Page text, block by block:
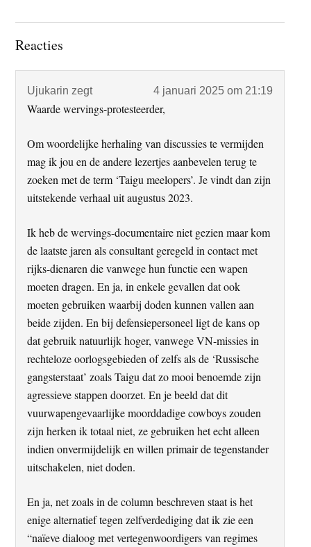
Lees
Reacties
Ujukarin zegt 4 januari 2025 om 21:19
Waarde wervings-protesteerder,
Om woordelijke herhaling van discussies te vermijden
mag ik jou en de andere lezertjes aanbevelen terug te
zoeken met de term ‘Taigu meelopers’. Je vindt dan zijn
uitstekende verhaal uit augustus 2023.
Ik heb de wervings-documentaire niet gezien maar kom
de laatste jaren als consultant geregeld in contact met
rijks-dienaren die vanwege hun functie een wapen
moeten dragen. En ja, in enkele gevallen dat ook
moeten gebruiken waarbij doden kunnen vallen aan
beide zijden. En bij defensiepersoneel ligt de kans op
dat gebruik natuurlijk hoger, vanwege VN-missies in
rechteloze oorlogsgebieden of zelfs als de ‘Russische
gangsterstaat’ zoals Taigu dat zo mooi benoemde zijn
agressieve stappen doorzet. En je beeld dat dit
vuurwapengevaarlijke moorddadige cowboys zouden
zijn herken ik totaal niet, ze gebruiken het echt alleen
indien onvermijdelijk en willen primair de tegenstander
uitschakelen, niet doden.
En ja, net zoals in de column beschreven staat is het
enige alternatief tegen zelfverdediging dat ik zie een
“naïeve dialoog met vertegenwoordigers van regimes